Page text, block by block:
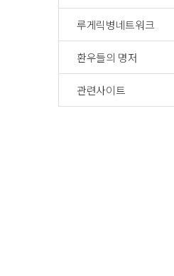
루게릭병네트워크
환우들의 명저
관련사이트